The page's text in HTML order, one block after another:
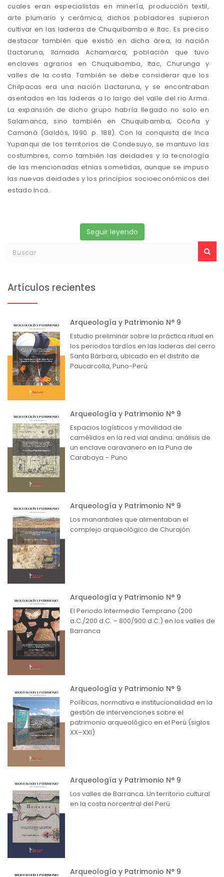
cuales eran especialistas en minería, producción textil,
arte plumario y cerámica, dichos pobladores supieron
cultivar en las laderas de Chuquibamba e Itac. Es preciso
destacar también que existió en dicha área, la nación
Llactaruna, llamada Achamarca, población que tuvo
enclaves agrarios en Chuquibamba, Itac, Churunga y
valles de la costa. También se debe considerar que los
Chilpacas era una nación Llactaruna, y se encontraban
asentados en las laderas a lo largo del valle del rio Arma.
La expansión de dicho grupo habría llegado no solo en
Salamanca, sino también en Chuquibamba, Ocoña y
Camaná (Galdós, 1990. p. 188). Con la conquista de Inca
Yupanqui de los territorios de Condesuyo, se mantuvo las
costumbres, como también las deidades y la tecnología
de las mencionadas etnias sometidas, aunque se impuso
las nuevas deidades y los principios socioeconómicos del
estado Inca.
Seguir leyendo
Artículos recientes
Arqueología y Patrimonio N° 9
Estudio preliminar sobre la práctica ritual en
los periodos tardíos en las laderas del cerro
Santa Bárbara, ubicado en el distrito de
Paucarcolla, Puno-Perú
Arqueología y Patrimonio N° 9
Espacios logísticos y movilidad de
camélidos en la red vial andina: análisis de
un enclave caravanero en la Puna de
Carabaya – Puno
Arqueología y Patrimonio N° 9
Los manantiales que alimentaban el
complejo arqueológico de Churajón
Arqueología y Patrimonio N° 9
El Periodo Intermedio Temprano (200
a.C./200 d.C. – 800/900 d.C.) en los valles de
Barranca
Arqueología y Patrimonio N° 9
Políticas, normativa e institucionalidad en la
gestión de intervenciones sobre el
patrimonio arqueológico en el Perú (siglos
XX–XXI)
Arqueología y Patrimonio N° 9
Los valles de Barranca. Un territorio cultural
en la costa norcentral del Perú
Arqueología y Patrimonio N° 9